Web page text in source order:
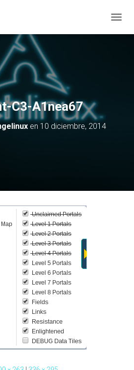
C3-A1nea67
en 10 diciembre, 2014